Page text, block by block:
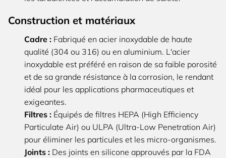
Construction et matériaux
Cadre : Fabriqué en acier inoxydable de haute
qualité (304 ou 316) ou en aluminium. L'acier
inoxydable est préféré en raison de sa faible porosité
et de sa grande résistance à la corrosion, le rendant
idéal pour les applications pharmaceutiques et
exigeantes.
Filtres : Équipés de filtres HEPA (High Efficiency
Particulate Air) ou ULPA (Ultra-Low Penetration Air)
pour éliminer les particules et les micro-organismes.
Joints : Des joints en silicone approuvés par la FDA